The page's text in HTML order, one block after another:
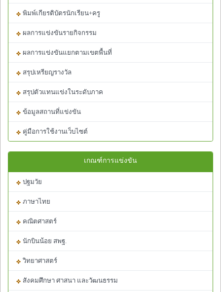
พิมพ์เกียรติบัตรนักเรียน+ครู
ผลการแข่งขันรายกิจกรรม
ผลการแข่งขันแยกตามเขตพื้นที่
สรุปเหรียญรางวัล
สรุปตัวแทนแข่งในระดับภาค
ข้อมูลสถานที่แข่งขัน
คู่มือการใช้งานเว็บไซต์
เกณฑ์การแข่งขัน
ปฐมวัย
ภาษาไทย
คณิตศาสตร์
นักบินน้อย สพฐ.
วิทยาศาสตร์
สังคมศึกษา ศาสนา และวัฒนธรรม